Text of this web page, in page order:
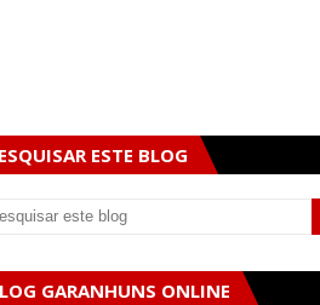
ESTE BLOG
GARANHUNS ONLINE